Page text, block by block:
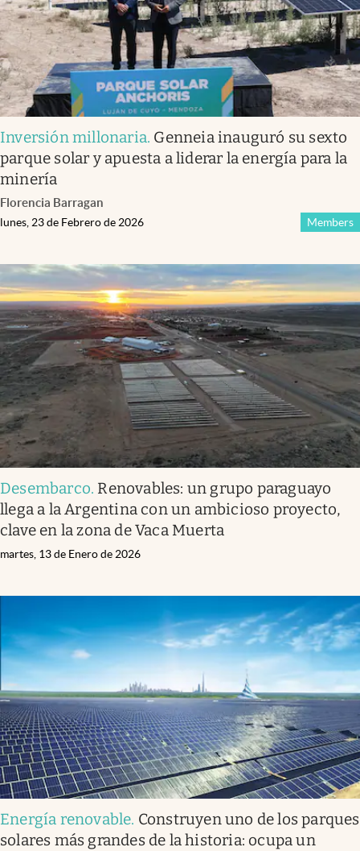
Inversión millonaria. Genneia inauguró su sexto
parque solar y apuesta a liderar la energía para la
minería
Florencia Barragan
Members
lunes, 23 de Febrero de 2026
Desembarco. Renovables: un grupo paraguayo
llega a la Argentina con un ambicioso proyecto,
clave en la zona de Vaca Muerta
martes, 13 de Enero de 2026
Energía renovable. Construyen uno de los parques
solares más grandes de la historia: ocupa un